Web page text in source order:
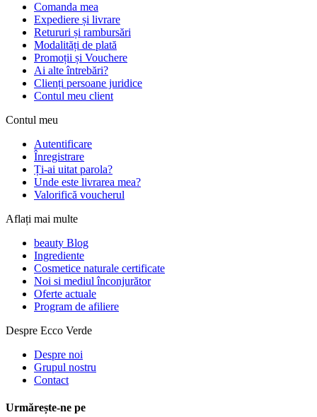
Comanda mea
Expediere și livrare
Retururi și rambursări
Modalități de plată
Promoții și Vouchere
Ai alte întrebări?
Clienți persoane juridice
Contul meu client
Contul meu
Autentificare
Înregistrare
Ți-ai uitat parola?
Unde este livrarea mea?
Valorifică voucherul
Aflați mai multe
beauty Blog
Ingrediente
Cosmetice naturale certificate
Noi si mediul înconjurător
Oferte actuale
Program de afiliere
Despre Ecco Verde
Despre noi
Grupul nostru
Contact
Urmărește-ne pe